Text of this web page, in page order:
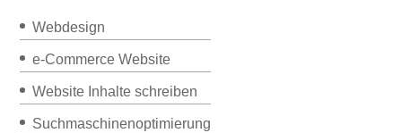
Webdesign
e-Commerce Website
Website Inhalte schreiben
Suchmaschinenoptimierung